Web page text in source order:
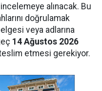
alınacak. Bu
doğrulamak
veya adlarına
14 Ağustos 2026
etmesi gerekiyor.